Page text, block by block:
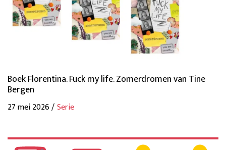
Boek Florentina. Fuck my life. Zomerdromen van Tine
Bergen
27 mei 2026 /Serie